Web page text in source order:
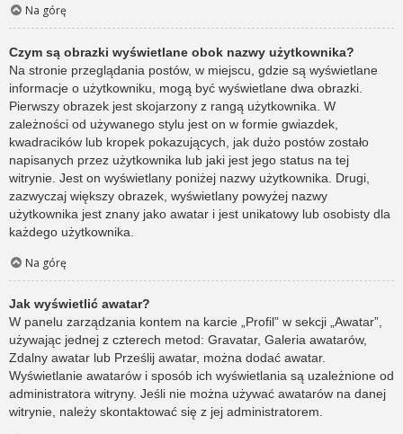
Na górę
Czym są obrazki wyświetlane obok nazwy użytkownika?
Na stronie przeglądania postów, w miejscu, gdzie są wyświetlane
informacje o użytkowniku, mogą być wyświetlane dwa obrazki.
Pierwszy obrazek jest skojarzony z rangą użytkownika. W
zależności od używanego stylu jest on w formie gwiazdek,
kwadracików lub kropek pokazujących, jak dużo postów zostało
napisanych przez użytkownika lub jaki jest jego status na tej
witrynie. Jest on wyświetlany poniżej nazwy użytkownika. Drugi,
zazwyczaj większy obrazek, wyświetlany powyżej nazwy
użytkownika jest znany jako awatar i jest unikatowy lub osobisty dla
każdego użytkownika.
Na górę
Jak wyświetlić awatar?
W panelu zarządzania kontem na karcie „Profil” w sekcji „Awatar”,
używając jednej z czterech metod: Gravatar, Galeria awatarów,
Zdalny awatar lub Prześlij awatar, można dodać awatar.
Wyświetlanie awatarów i sposób ich wyświetlania są uzależnione od
administratora witryny. Jeśli nie można używać awatarów na danej
witrynie, należy skontaktować się z jej administratorem.